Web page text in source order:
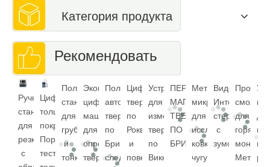
Категория продукта
Рекомендовать
Ручной
станок
для
резки
с
Цифровой
толщиномер
покрытия
Портативный
тестер
Полировальный
станок
для
грубой
и
тонкой
Экономичная
цифровая
машина
для
определения
твердости
Полностью
автоматический
твердомер
по
Бринеллю
следует
Цифровой
твердомер
по
Роквеллу
и
поверхностный
Устройство
для
измерения
твердости
по
Виккерсу
ПЕРЕНОСНОЙ
МАГНИТНЫЙ
ТВЕРДОМЕР
ПО
БРИНЕЛЛЮ
микроскоп
для
исследования
ковкого
чугуна
Видео
с
зумом
смола
для
горячего
монтажа
на